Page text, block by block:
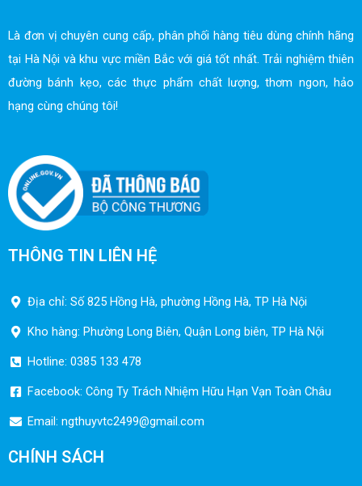
Là đơn vị chuyên cung cấp, phân phối hàng tiêu dùng chính hãng
tại Hà Nội và khu vực miền Bắc với giá tốt nhất. Trải nghiệm thiên
đường bánh kẹo, các thực phẩm chất lượng, thơm ngon, hảo
hạng cùng chúng tôi!
THÔNG TIN LIÊN HỆ
Địa chỉ: Số 825 Hồng Hà, phường Hồng Hà, TP Hà Nội
Kho hàng: Phường Long Biên, Quận Long biên, TP Hà Nội
Hotline: 0385 133 478
Facebook: Công Ty Trách Nhiệm Hữu Hạn Vạn Toàn Châu
Email: ngthuyvtc2499@gmail.com
CHÍNH SÁCH